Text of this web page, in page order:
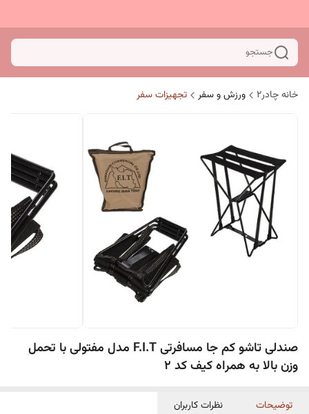
جستجو
خانه چادر۲ ورزش و سفر تجهیزات سفر
صندلی تاشو کم جا مسافرتی F.I.T مدل مفتولی با تحمل
وزن بالا به همراه کیف کد 2
توضیحات نظرات کاربران